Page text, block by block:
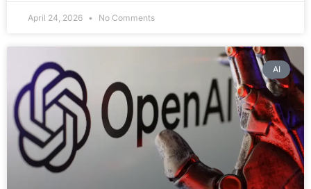
April 24, 2026 No Comments
AI